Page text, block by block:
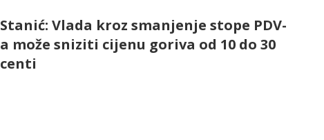
Stanić: Vlada kroz smanjenje stope PDV-
a može sniziti cijenu goriva od 10 do 30
centi